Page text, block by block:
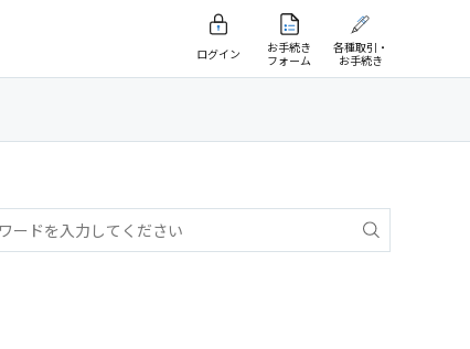
ログイン
お手続き
フォーム
各種取引・
お手続き